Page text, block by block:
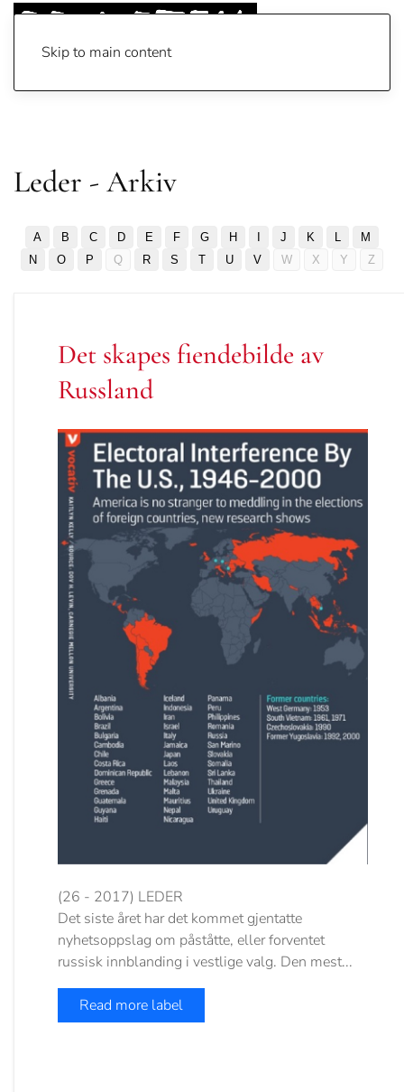
Skip to main content
Leder - Arkiv
A B C D E F G H J K L
M
N
O P Q R S T U V W X Y Z
Det skapes fiendebilde av
Russland
(26 - 2017) LEDER
Det siste året har det kommet gjentatte
nyhetsoppslag om påståtte, eller forventet
russisk innblanding i vestlige valg. Den mest...
Read more label